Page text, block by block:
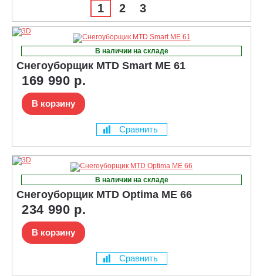
1 2 3
В наличии на складе
Снегоуборщик MTD Smart ME 61
169 990 р.
В корзину
Сравнить
В наличии на складе
Снегоуборщик MTD Optima ME 66
234 990 р.
В корзину
Сравнить